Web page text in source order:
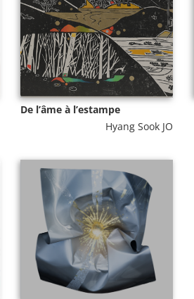
De l’âme à l’estampe
Hyang Sook JO